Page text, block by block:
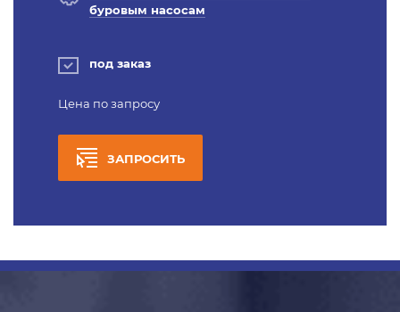
буровым насосам
под заказ
Цена по запросу
ЗАПРОСИТЬ